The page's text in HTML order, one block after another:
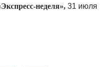
неделя», 31 июля